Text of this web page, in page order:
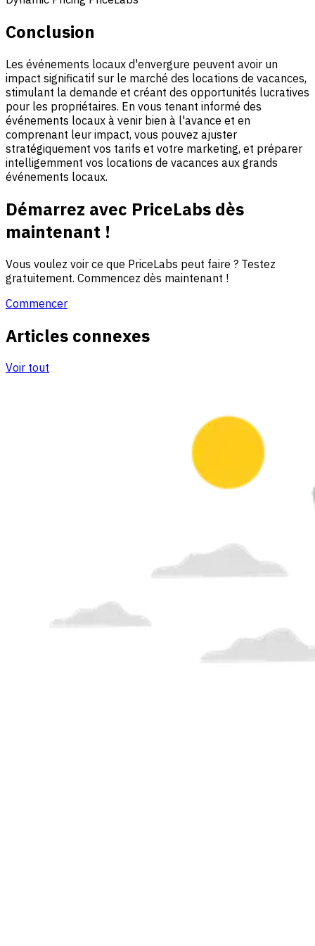
Conclusion
Les événements locaux d'envergure peuvent avoir un
impact significatif sur le marché des locations de vacances,
stimulant la demande et créant des opportunités lucratives
pour les propriétaires. En vous tenant informé des
événements locaux à venir bien à l'avance et en
comprenant leur impact, vous pouvez ajuster
stratégiquement vos tarifs et votre marketing, et préparer
intelligemment vos locations de vacances aux grands
événements locaux.
Démarrez avec PriceLabs dès
maintenant !
Vous voulez voir ce que PriceLabs peut faire ? Testez
gratuitement. Commencez dès maintenant !
Commencer
Articles connexes
Voir tout